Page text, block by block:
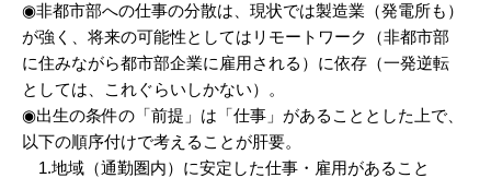
◉非都市部への仕事の分散は、現状では製造業（発電所も）
が強く、将来の可能性としてはリモートワーク（非都市部
に住みながら都市部企業に雇用される）に依存（一発逆転
としては、これぐらいしかない）。
◉出生の条件の「前提」は「仕事」があることとした上で、
以下の順序付けで考えることが肝要。
1.地域（通勤圏内）に安定した仕事・雇用があること